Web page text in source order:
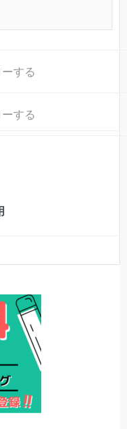
する
する